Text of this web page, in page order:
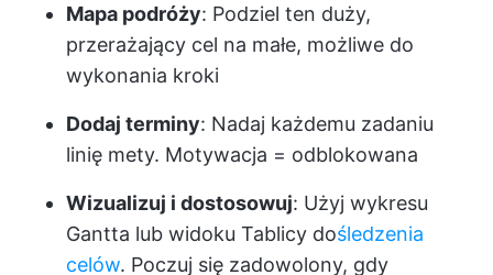
Mapa podróży: Podziel ten duży,
przerażający cel na małe, możliwe do
wykonania kroki
Dodaj terminy: Nadaj każdemu zadaniu
linię mety. Motywacja = odblokowana
Wizualizuj i dostosowuj: Użyj wykresu
Gantta lub widoku Tablicy dośledzenia
celów. Poczuj się zadowolony, gdy